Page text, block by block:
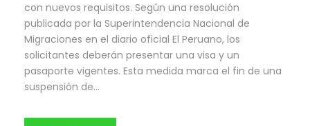
con nuevos requisitos. Según una resolución
publicada por la Superintendencia Nacional de
Migraciones en el diario oficial El Peruano, los
solicitantes deberán presentar una visa y un
pasaporte vigentes. Esta medida marca el fin de una
suspensión de...